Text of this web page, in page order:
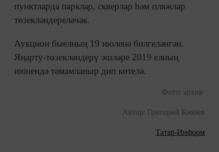
пунктларда парклар, скверлар һәм пляжлар
төзекләндереләчәк.
Аукцион быелның 19 июленә билгеләнгән.
Яңарту-төзекләндерү эшләре 2019 елның
июнендә тәмамланыр дип көтелә.
Фото: архив
Автор: Григорий Князев
Татар-Информ